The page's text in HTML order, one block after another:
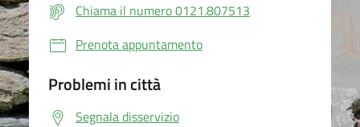
Chiama il numero 0121.807513
Prenota appuntamento
Problemi in città
Segnala disservizio